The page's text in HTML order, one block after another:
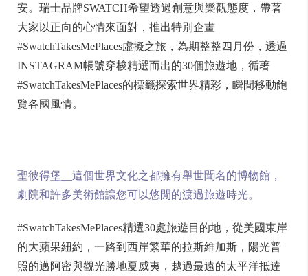
安。瑞士品牌SWATCH希望透過創意與樂觀態度，帶著
大家以正向的心情來面對，推出特別企畫
#SwatchTakesMePlaces虛擬之旅，為期整整四月份，透過
INSTAGRAM帳號穿梭精選而出的30個旅遊地，循著
#SwatchTakesMePlaces的標籤探索世界精彩，瞬間移動飽
覽各國風情。
聖彼得堡__這個世界文化之都擁有舉世聞名的博物館，
劇院和許多美術館讓您可以悠閒的渡過旅遊時光。
#SwatchTakesMePlaces精選30處旅遊目的地，從美國東岸
的大蘋果紐約，一路到西岸繁華的拉斯維加斯，陽光普
照的邁阿密與觀光勝地夏威夷，越過最遠的太平洋抵達